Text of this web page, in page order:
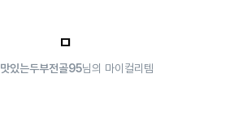
ㅁ
맛있는두부전골95님의 마이컬리템